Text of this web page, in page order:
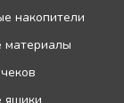
накопители
материалы